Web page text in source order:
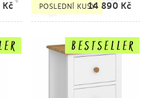
Kč POSLEDNÍ KUSY14 890 Kč